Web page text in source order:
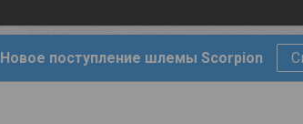
Новое поступление шлемы Scorpion